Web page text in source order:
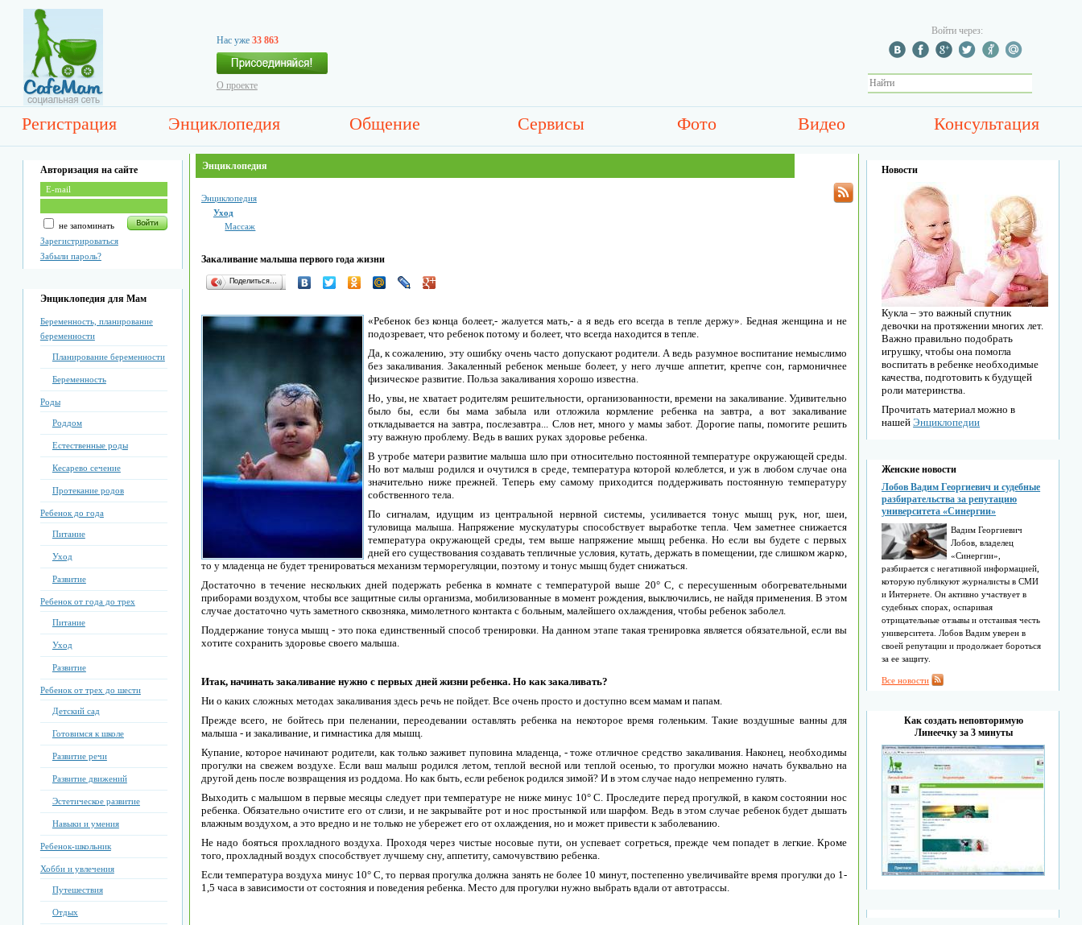
Нас уже 33 863
О проекте
Войти через:
Регистрация Энциклопедия Общение Сервисы Фото Видео Консультация
Авторизация на сайте
не запоминать
Зарегистрироваться
Забыли пароль?
Энциклопедия для Мам
Беременность, планирование
беременности
Планирование беременности
Беременность
Роды
Роддом
Естественные роды
Кесарево сечение
Протекание родов
Ребенок до года
Питание
Уход
Развитие
Ребенок от года до трех
Питание
Уход
Развитие
Ребенок от трех до шести
Детский сад
Готовимся к школе
Развитие речи
Развитие движений
Эстетическое развитие
Навыки и умения
Ребенок-школьник
Хобби и увлечения
Путешествия
Отдых
Энциклопедия
Энциклопедия
Уход
Массаж
Закаливание малыша первого года жизни
Поделиться…
«Ребенок без конца болеет,- жалуется мать,- а я ведь его всегда в тепле держу». Бедная женщина и не
подозревает, что ребенок потому и болеет, что всегда находится в тепле.
Да, к сожалению, эту ошибку очень часто допускают родители. А ведь разумное воспитание немыслимо
без закаливания. Закаленный ребенок меньше болеет, у него лучше аппетит, крепче сон, гармоничнее
физическое развитие. Польза закаливания хорошо известна.
Но, увы, не хватает родителям решительности, организованности, времени на закаливание. Удивительно
было бы, если бы мама забыла или отложила кормление ребенка на завтра, а вот закаливание
откладывается на завтра, послезавтра... Слов нет, много у мамы забот. Дорогие папы, помогите решить
эту важную проблему. Ведь в ваших руках здоровье ребенка.
В утробе матери развитие малыша шло при относительно постоянной температуре окружающей среды.
Но вот малыш родился и очутился в среде, температура которой колеблется, и уж в любом случае она
значительно ниже прежней. Теперь ему самому приходится поддерживать постоянную температуру
собственного тела.
По сигналам, идущим из центральной нервной системы, усиливается тонус мышц рук, ног, шеи,
туловища малыша. Напряжение мускулатуры способствует выработке тепла. Чем заметнее снижается
температура окружающей среды, тем выше напряжение мышц ребенка. Но если вы будете с первых
дней его существования создавать тепличные условия, кутать, держать в помещении, где слишком жарко,
то у младенца не будет тренироваться механизм терморегуляции, поэтому и тонус мышц будет снижаться.
Достаточно в течение нескольких дней подержать ребенка в комнате с температурой выше 20° С, с пересушенным обогревательными
приборами воздухом, чтобы все защитные силы организма, мобилизованные в момент рождения, выключились, не найдя применения. В этом
случае достаточно чуть заметного сквозняка, мимолетного контакта с больным, малейшего охлаждения, чтобы ребенок заболел.
Поддержание тонуса мышц - это пока единственный способ тренировки. На данном этапе такая тренировка является обязательной, если вы
хотите сохранить здоровье своего малыша.
Итак, начинать закаливание нужно с первых дней жизни ребенка. Но как закаливать?
Ни о каких сложных методах закаливания здесь речь не пойдет. Все очень просто и доступно всем мамам и папам.
Прежде всего, не бойтесь при пеленании, переодевании оставлять ребенка на некоторое время голеньким. Такие воздушные ванны для
малыша - и закаливание, и гимнастика для мышц.
Купание, которое начинают родители, как только заживет пуповина младенца, - тоже отличное средство закаливания. Наконец, необходимы
прогулки на свежем воздухе. Если ваш малыш родился летом, теплой весной или теплой осенью, то прогулки можно начать буквально на
другой день после возвращения из роддома. Но как быть, если ребенок родился зимой? И в этом случае надо непременно гулять.
Выходить с малышом в первые месяцы следует при температуре не ниже минус 10° С. Проследите перед прогулкой, в каком состоянии нос
ребенка. Обязательно очистите его от слизи, и не закрывайте рот и нос простынкой или шарфом. Ведь в этом случае ребенок будет дышать
влажным воздухом, а это вредно и не только не убережет его от охлаждения, но и может привести к заболеванию.
Не надо бояться прохладного воздуха. Проходя через чистые носовые пути, он успевает согреться, прежде чем попадет в легкие. Кроме
того, прохладный воздух способствует лучшему сну, аппетиту, самочувствию ребенка.
Если температура воздуха минус 10° С, то первая прогулка должна занять не более 10 минут, постепенно увеличивайте время прогулки до 1-
1,5 часа в зависимости от состояния и поведения ребенка. Место для прогулки нужно выбрать вдали от автотрассы.
Новости
Кукла – это важный спутник
девочки на протяжении многих лет.
Важно правильно подобрать
игрушку, чтобы она помогла
воспитать в ребенке необходимые
качества, подготовить к будущей
роли материнства.
Прочитать материал можно в
нашейЭнциклопедии
Женские новости
Лобов Вадим Георгиевич и судебные
разбирательства за репутацию
университета «Синергии»
Вадим Георгиевич
Лобов, владелец
«Синергии»,
разбирается с негативной информацией,
которую публикуют журналисты в СМИ
и Интернете. Он активно участвует в
судебных спорах, оспаривая
отрицательные отзывы и отстаивая честь
университета. Лобов Вадим уверен в
своей репутации и продолжает бороться
за ее защиту.
Все новости
Как создать неповторимую
Линеечку за 3 минуты